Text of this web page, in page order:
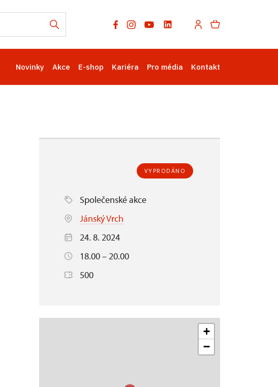
Novinky Akce E-shop Kariéra Pro média Kontakt
VYPRODÁNO
Společenské akce
Jánský Vrch
24. 8. 2024
18.00 – 20.00
500
+
−